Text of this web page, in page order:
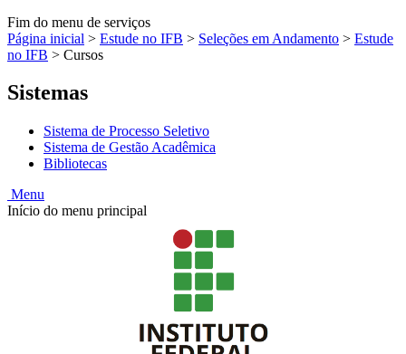
Fim do menu de serviços
Página inicial > Estude no IFB > Seleções em Andamento > Estude
no IFB > Cursos
Sistemas
Sistema de Processo Seletivo
Sistema de Gestão Acadêmica
Bibliotecas
Menu
Início do menu principal